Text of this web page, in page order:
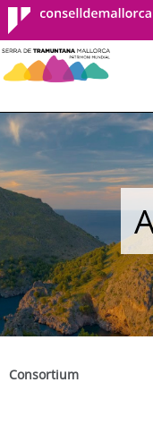
Consell de
Mallorca
Consortium